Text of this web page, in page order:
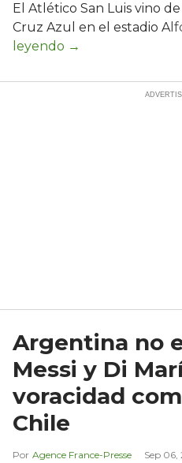
El Atlético San Luis vino
Cruz Azul en el estadio
Argentina no
Messi y Di
voracidad
Chile
Agence France-Presse Sep 06,